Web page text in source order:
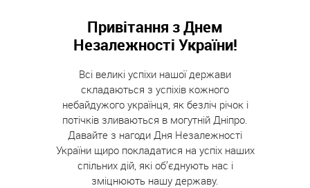
Привітання з Днем
Незалежності України!
Всі великі успіхи нашої держави
складаються з успіхів кожного
небайдужого українця, як безліч річок і
потічків зливаються в могутній Дніпро.
Давайте з нагоди Дня Незалежності
України щиро покладатися на успіх наших
спільних дій, які об’єднують нас і
зміцнюють нашу державу.